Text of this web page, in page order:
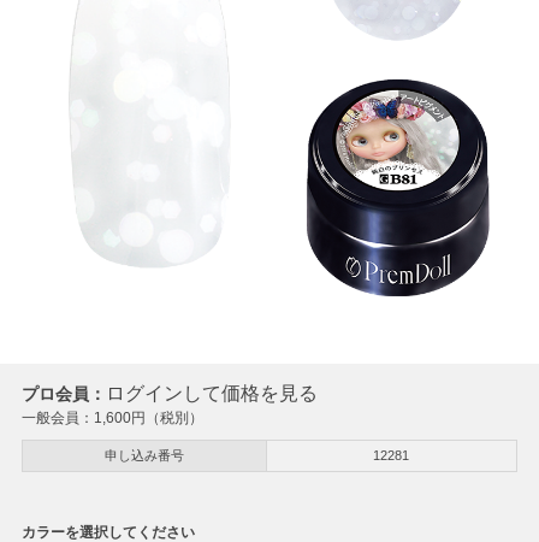
プロ会員： ログインして価格を見る
一般会員： 1,600円（税別）
申し込み番号 12281
カラーを選択してください